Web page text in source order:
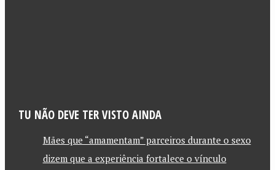
TU NÃO DEVE TER VISTO AINDA
Mães que “amamentam” parceiros durante o sexo
dizem que a experiência fortalece o vínculo